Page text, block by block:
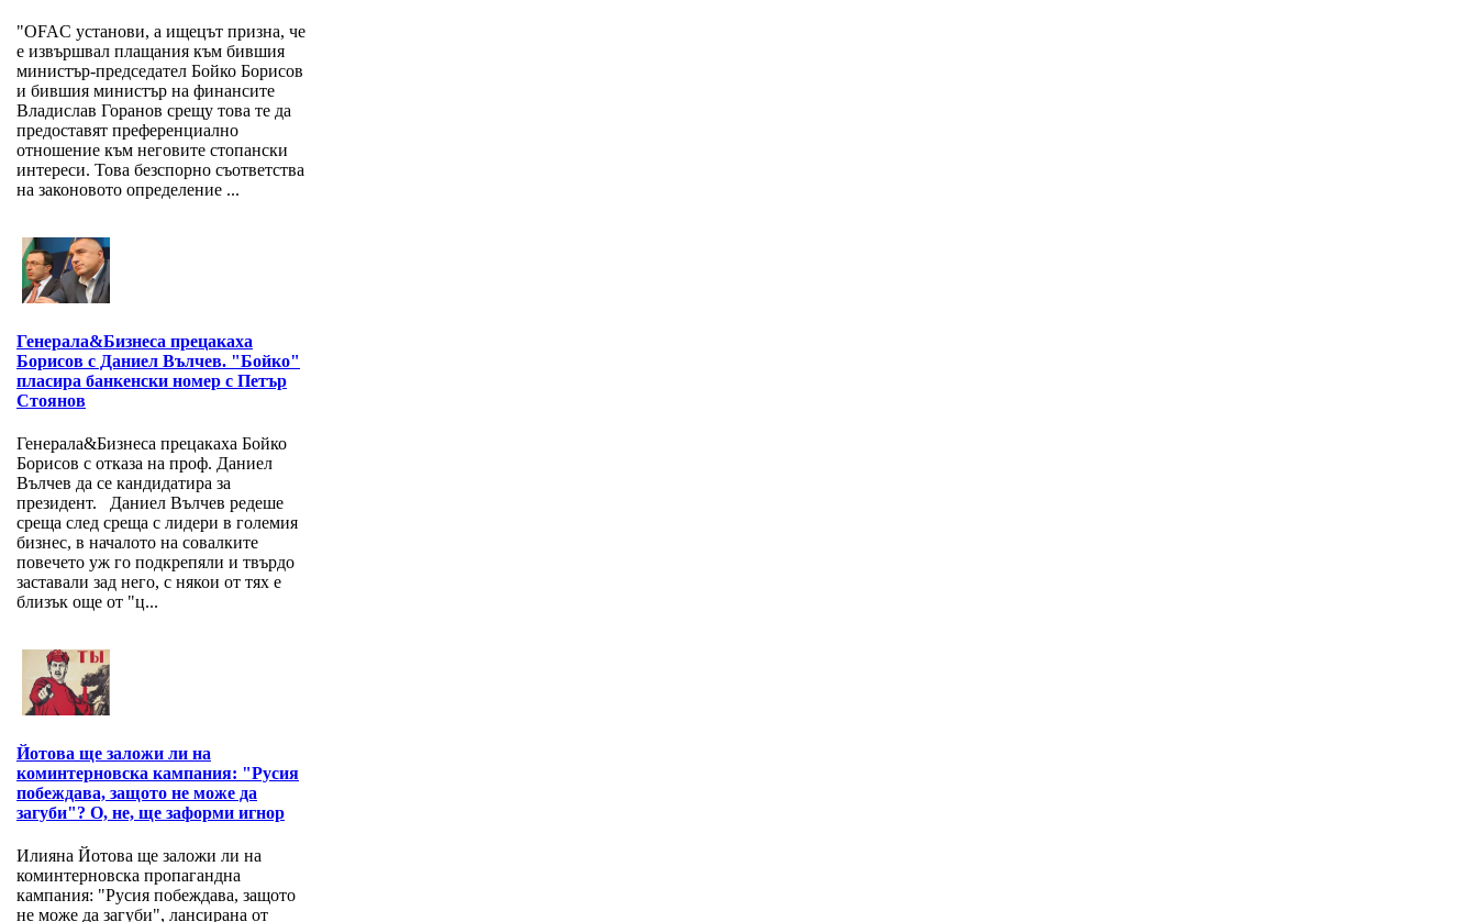
"OFAC установи, а ищецът призна, че
е извършвал плащания към бившия
министър-председател Бойко Борисов
и бившия министър на финансите
Владислав Горанов срещу това те да
предоставят преференциално
отношение към неговите стопански
интереси. Това безспорно съответства
на законовото определение ...
Генерала&Бизнеса прецакаха
Борисов с Даниел Вълчев. "Бойко"
пласира банкенски номер с Петър
Стоянов
Генерала&Бизнеса прецакаха Бойко
Борисов с отказа на проф. Даниел
Вълчев да се кандидатира за
президент. Даниел Вълчев редеше
среща след среща с лидери в големия
бизнес, в началото на совалките
повечето уж го подкрепяли и твърдо
заставали зад него, с някои от тях е
близък още от "ц...
Йотова ще заложи ли на
коминтерновска кампания: "Русия
побеждава, защото не може да
загуби"? О, не, ще заформи игнор
Илияна Йотова ще заложи ли на
коминтерновска пропагандна
кампания: "Русия побеждава, защото
не може да загуби", лансирана от